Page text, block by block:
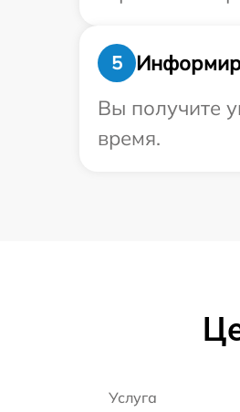
5
Вы получите
время.
Услуга